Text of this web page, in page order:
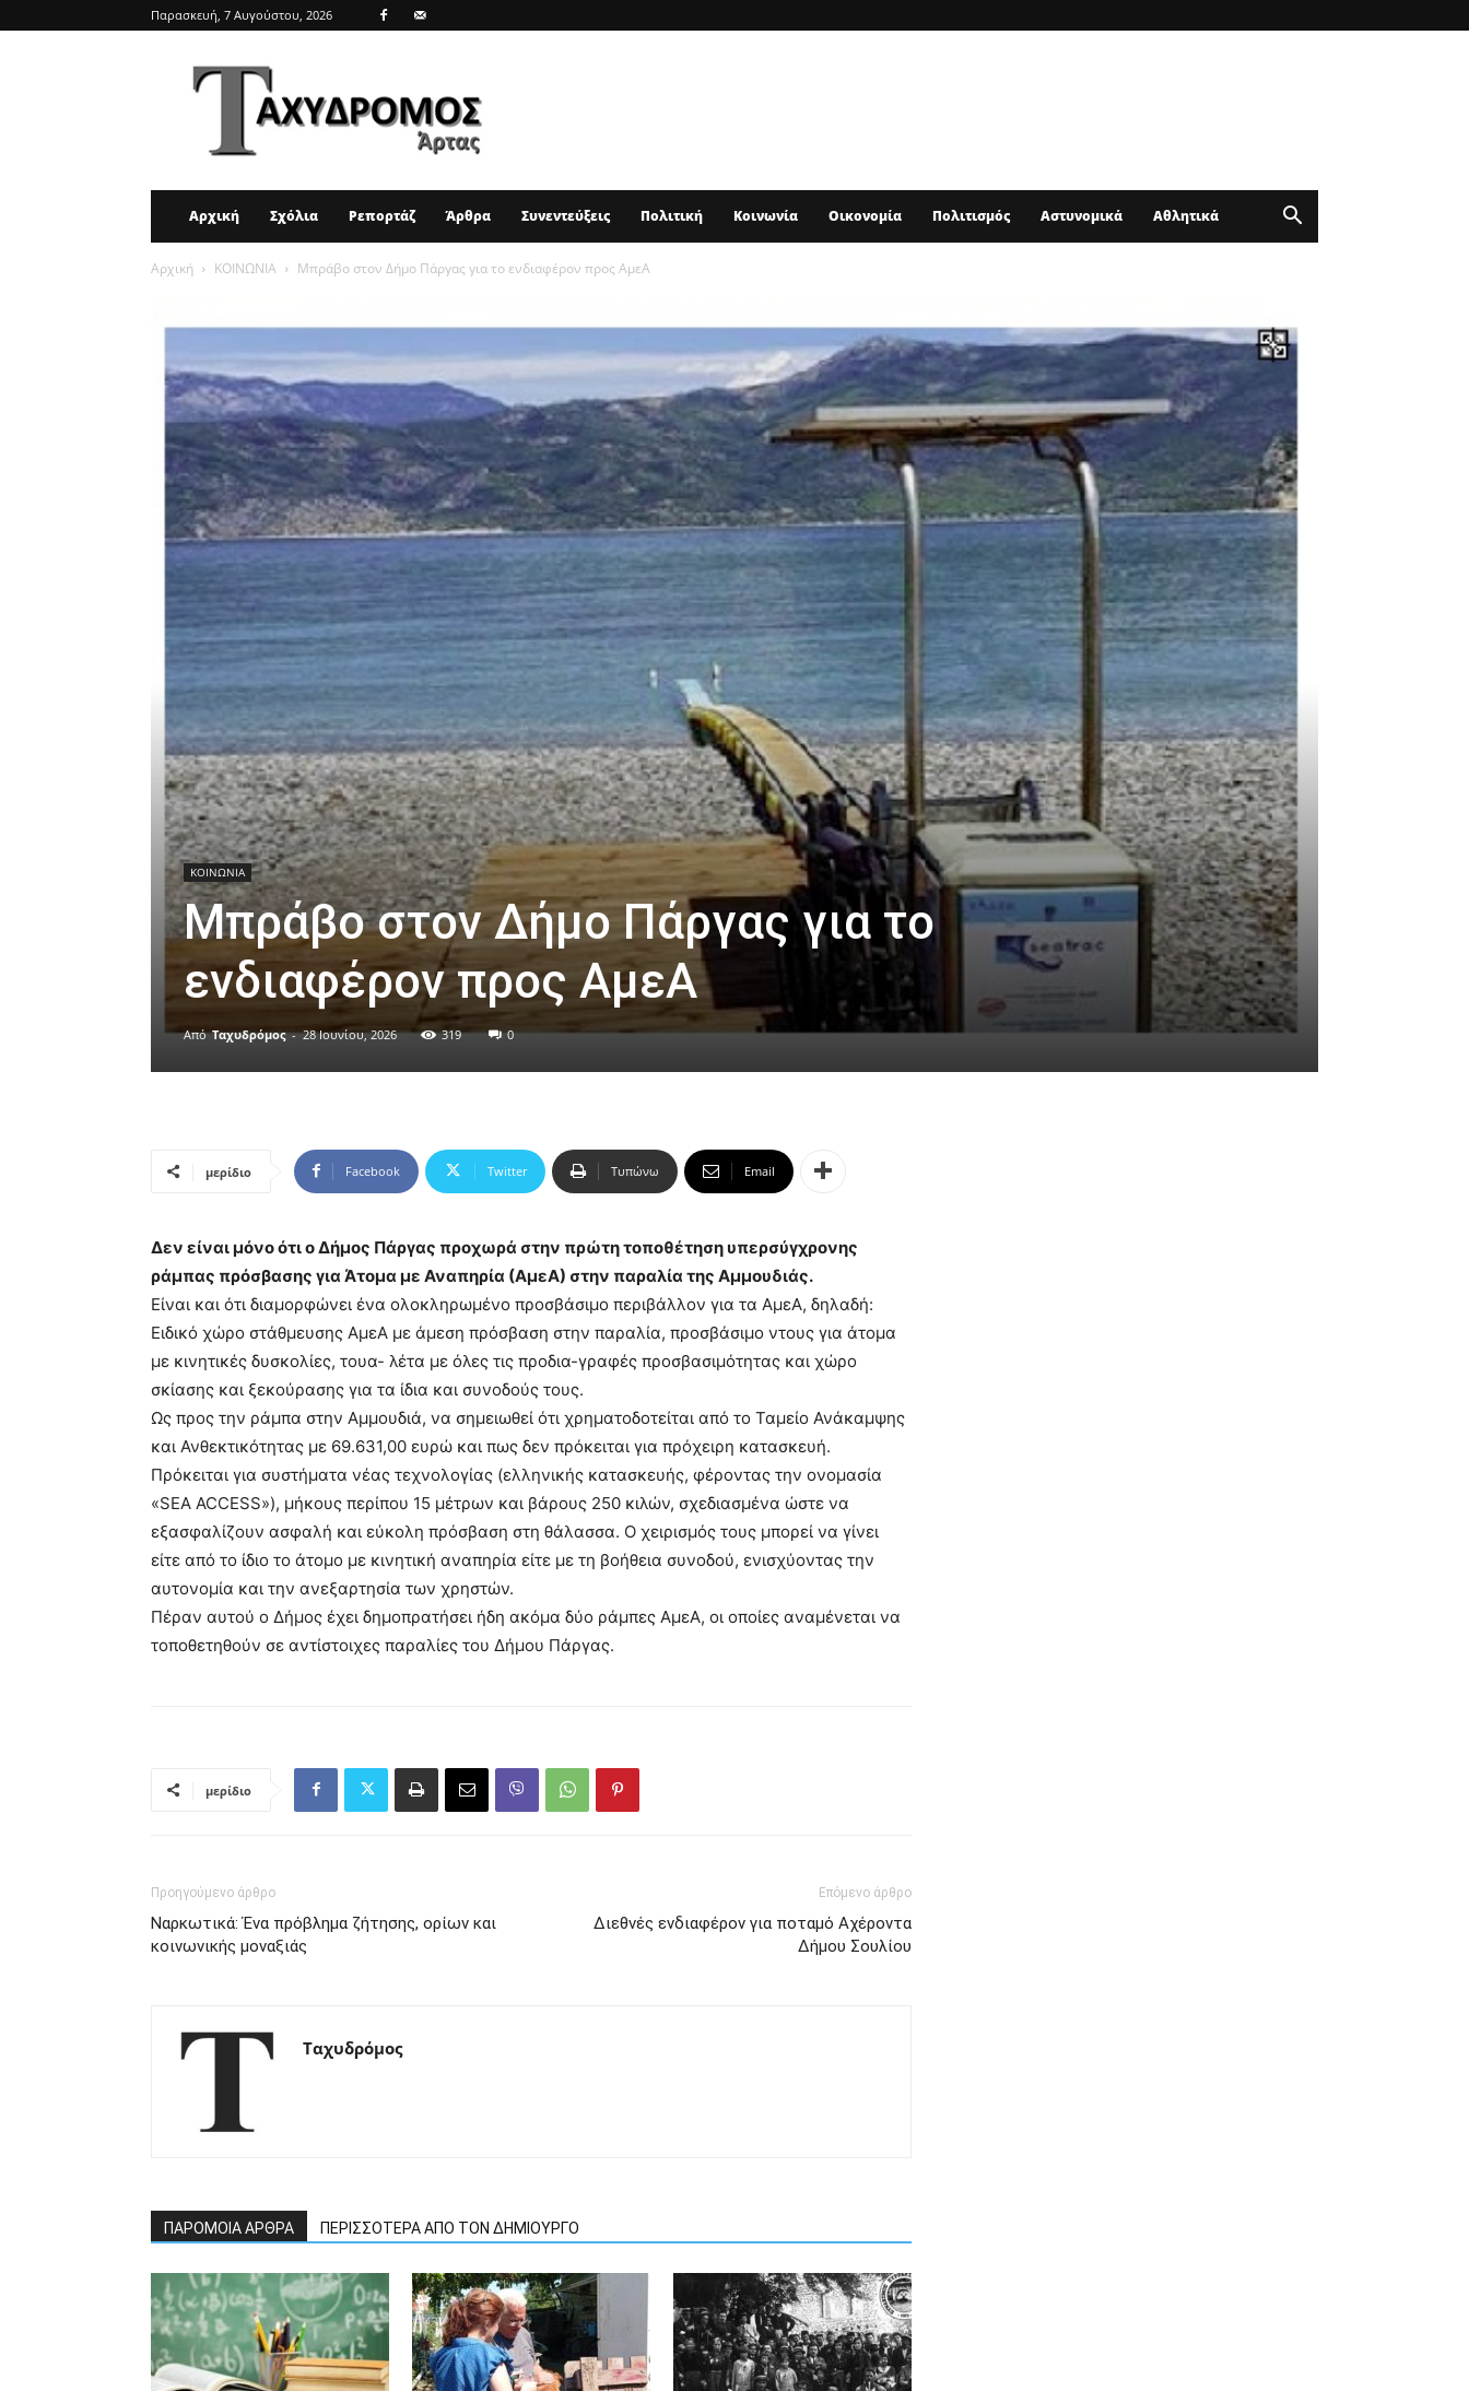
Παρασκευή, 7 Αυγούστου, 2026
ΤΑΧΥΔΡΟΜΟΣ
Αρχική Σχόλια Ρεπορτάζ Άρθρα Συνεντεύξεις Πολιτική Κοινωνία Οικονομία Πολιτισμός Αστυνομικά Αθλητικά
Αρχική ΚΟΙΝΩΝΙΑ Μπράβο στον Δήμο Πάργας για το ενδιαφέρον προς ΑμεΑ
ΚΟΙΝΩΝΙΑ
Μπράβο στον Δήμο Πάργας για το
ενδιαφέρον προς ΑμεΑ
Από Ταχυδρόμος - 28 Ιουνίου, 2026 319 0
μερίδιο Facebook Twitter Τυπώνω Email
Δεν είναι μόνο ότι ο Δήμος Πάργας προχωρά στην πρώτη τοποθέτηση υπερσύγχρονης
ράμπας πρόσβασης για Άτομα με Αναπηρία (ΑμεΑ) στην παραλία της Αμμουδιάς.
Είναι και ότι διαμορφώνει ένα ολοκληρωμένο προσβάσιμο περιβάλλον για τα ΑμεΑ, δηλαδή:
Ειδικό χώρο στάθμευσης ΑμεΑ με άμεση πρόσβαση στην παραλία, προσβάσιμο ντους για άτομα
με κινητικές δυσκολίες, τουα- λέτα με όλες τις προδια-γραφές προσβασιμότητας και χώρο
σκίασης και ξεκούρασης για τα ίδια και συνοδούς τους.
Ως προς την ράμπα στην Αμμουδιά, να σημειωθεί ότι χρηματοδοτείται από το Ταμείο Ανάκαμψης
και Ανθεκτικότητας με 69.631,00 ευρώ και πως δεν πρόκειται για πρόχειρη κατασκευή.
Πρόκειται για συστήματα νέας τεχνολογίας (ελληνικής κατασκευής, φέροντας την ονομασία
«SEA ACCESS»), μήκους περίπου 15 μέτρων και βάρους 250 κιλών, σχεδιασμένα ώστε να
εξασφαλίζουν ασφαλή και εύκολη πρόσβαση στη θάλασσα. Ο χειρισμός τους μπορεί να γίνει
είτε από το ίδιο το άτομο με κινητική αναπηρία είτε με τη βοήθεια συνοδού, ενισχύοντας την
αυτονομία και την ανεξαρτησία των χρηστών.
Πέραν αυτού ο Δήμος έχει δημοπρατήσει ήδη ακόμα δύο ράμπες ΑμεΑ, οι οποίες αναμένεται να
τοποθετηθούν σε αντίστοιχες παραλίες του Δήμου Πάργας.
μερίδιο
Προηγούμενο άρθρο
Ναρκωτικά: Ένα πρόβλημα ζήτησης, ορίων και
κοινωνικής μοναξιάς
Επόμενο άρθρο
Διεθνές ενδιαφέρον για ποταμό Αχέροντα
Δήμου Σουλίου
Ταχυδρόμος
ΠΑΡΟΜΟΙΑ ΑΡΘΡΑ ΠΕΡΙΣΣΟΤΕΡΑ ΑΠΟ ΤΟΝ ΔΗΜΙΟΥΡΓΟ